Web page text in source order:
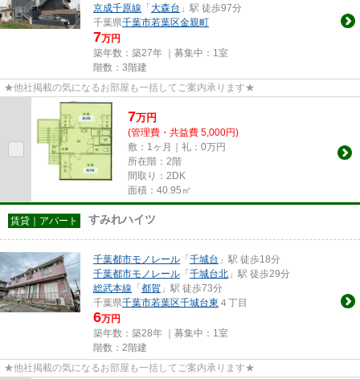
京成千原線 「 大森台 」駅 徒歩97分
千葉県千葉市若葉区金親町
7万円
築年数：築27年 ｜募集中： 1室
階数：3階建
★他社掲載の気になるお部屋も一括してご案内承ります★
7万円
(管理費・共益費 5,000円)
敷：1ヶ月｜礼：0万円
所在階：2階
間取り：2DK
面積：40.95㎡
賃貸｜アパート すみれハイツ
千葉都市モノレール 「 千城台 」駅 徒歩18分
千葉都市モノレール 「 千城台北 」駅 徒歩29分
総武本線 「 都賀 」駅 徒歩73分
千葉県千葉市若葉区千城台東 ４丁目
6万円
築年数：築28年 ｜募集中： 1室
階数：2階建
★他社掲載の気になるお部屋も一括してご案内承ります★